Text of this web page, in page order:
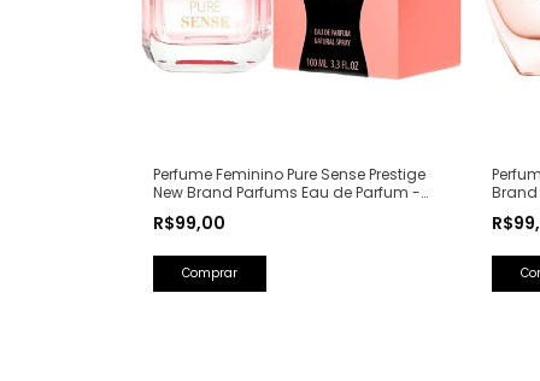
Perfume Feminino Pure Sense Prestige
New Brand Parfums Eau de Parfum -
Rabanne)
R$99,00
Brand